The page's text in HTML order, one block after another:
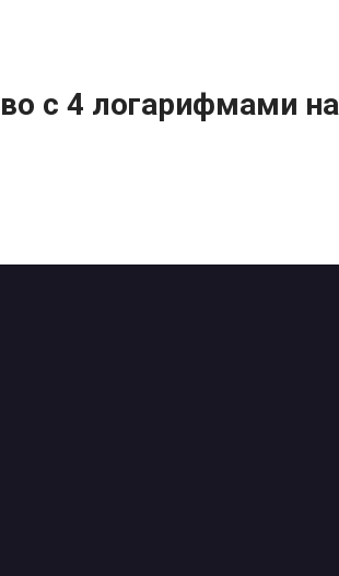
с 4 логарифмами на